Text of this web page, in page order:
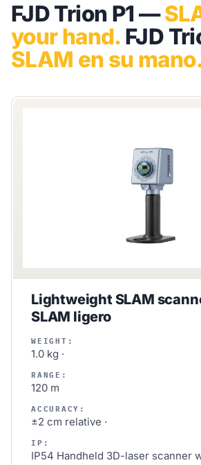
FJD Trion P1 —
your hand. FJD
SLAM en su
Lightweight SLAM
SLAM ligero
WEIGHT:
1.0 kg ·
RANGE:
120 m
ACCURACY:
±2 cm relative ·
IP:
IP54 Handheld 3D-laser scanner